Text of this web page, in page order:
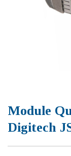
Module
Digitech